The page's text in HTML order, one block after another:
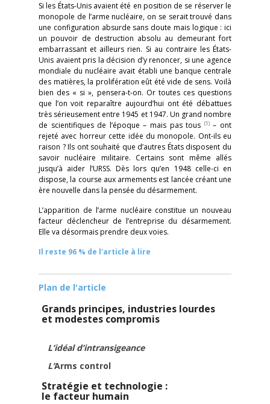
Si les États-Unis avaient été en position de se réserver le
monopole de l’arme nucléaire, on se serait trouvé dans
une configuration absurde sans doute mais logique : ici
un pouvoir de destruction absolu au demeurant fort
embarrassant et ailleurs rien. Si au contraire les États-
Unis avaient pris la décision d’y renoncer, si une agence
mondiale du nucléaire avait établi une banque centrale
des matières, la prolifération eût été vide de sens. Voilà
bien des « si », pensera-t-on. Or toutes ces questions
que l’on voit reparaître aujourd’hui ont été débattues
très sérieusement entre 1945 et 1947. Un grand nombre
de scientifiques de l’époque – mais pas tous (1)– ont
rejeté avec horreur cette idée du monopole. Ont-ils eu
raison ? Ils ont souhaité que d’autres États disposent du
savoir nucléaire militaire. Certains sont même allés
jusqu’à aider l’URSS. Dès lors qu’en 1948 celle-ci en
dispose, la course aux armements est lancée créant une
ère nouvelle dans la pensée du désarmement.
L’apparition de l’arme nucléaire constitue un nouveau
facteur déclencheur de l’entreprise du désarmement.
Elle va désormais prendre deux voies.
Il reste 96 % de l'article à lire
Plan de l'article
Grands principes, industries lourdes
et modestes compromis
L’idéal d’intransigeance
L’Arms control
Stratégie et technologie :
le facteur humain